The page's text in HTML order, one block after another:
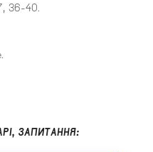
36-40.
ЗАПИТАННЯ: